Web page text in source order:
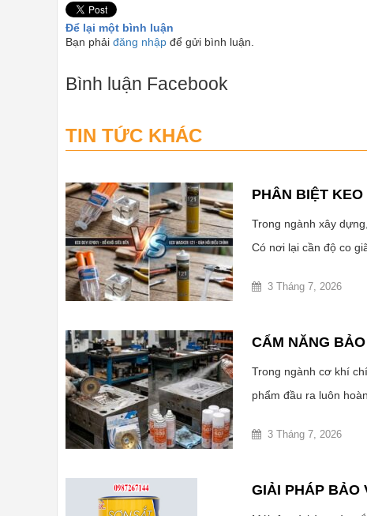
Để lại một bình luận
Bạn phải đăng nhập để gửi bình luận.
Bình luận Facebook
TIN TỨC KHÁC
PHÂN BIỆT
Trong ngành xây
Có nơi lại cần độ co
3 Tháng 7, 2026
CẨM NĂNG
Trong ngành cơ khí
phẩm đầu ra luôn
3 Tháng 7, 2026
GIẢI PHÁP BẢO